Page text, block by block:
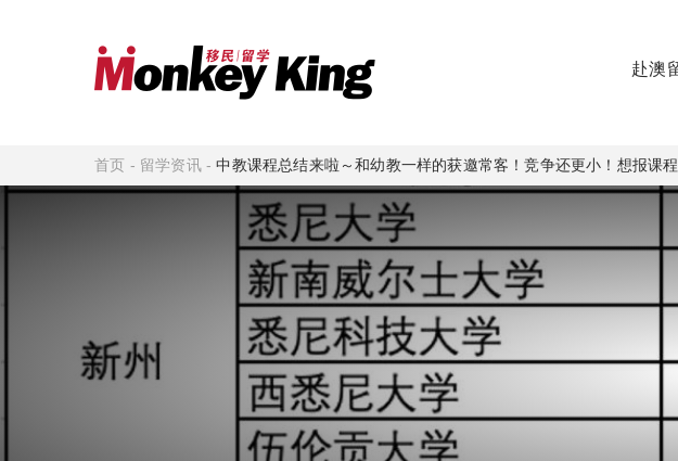
赴澳
首页 - 留学资讯-中教课程总结来啦～和幼教一样的获邀常客！竞争还更小！想报课